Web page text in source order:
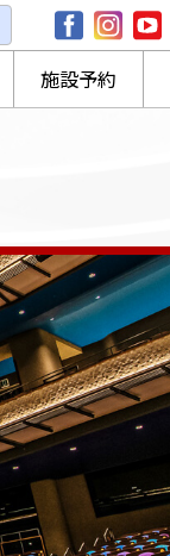
施設予約